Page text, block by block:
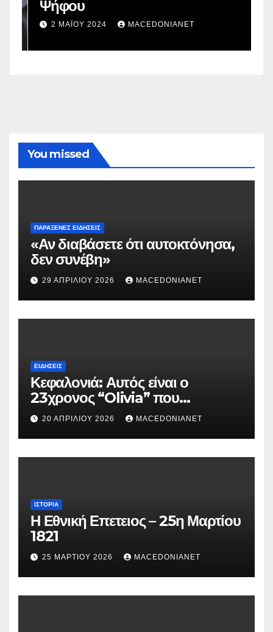
Ψήφου
2 ΜΑΪ́ΟΥ 2024 MACEDONIANET
You missed
ΠΑΡΆΞΕΝΕΣ ΕΙΔΉΣΕΙΣ
«Αν διαβάσετε ότι αυτοκτόνησα,
δεν συνέβη»
29 ΑΠΡΙΛΊΟΥ 2026 MACEDONIANET
ΕΙΔΉΣΕΙΣ
Κεφαλονιά: Αυτός είναι ο
23χρονος “Olivia” που
κατηγορείται για τον θάνατο της
Μυρτούς
20 ΑΠΡΙΛΊΟΥ 2026 MACEDONIANET
ΙΣΤΟΡΊΑ
Η Εθνική Επετειος – 25η Μαρτίου
1821
25 ΜΑΡΤΊΟΥ 2026 MACEDONIANET